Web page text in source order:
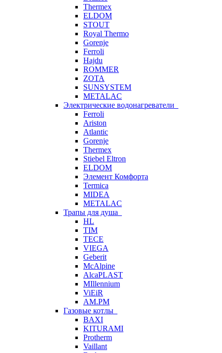
Thermex
ELDOM
STOUT
Royal Thermo
Gorenje
Ferroli
Hajdu
ROMMER
ZOTA
SUNSYSTEM
METALAC
Электрические водонагреватели
Ferroli
Ariston
Atlantic
Gorenje
Thermex
Stiebel Eltron
ELDOM
Элемент Комфорта
Termica
MIDEA
METALAC
Трапы для душа
HL
TIM
TECE
VIEGA
Geberit
McAlpine
AlcaPLAST
MIllennium
ViEiR
AM.PM
Газовые котлы
BAXI
KITURAMI
Protherm
Vaillant